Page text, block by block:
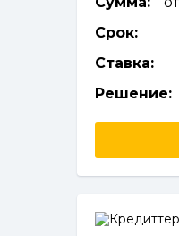
Срок:
Ставка:
Решение: